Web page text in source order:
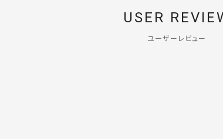
USER
ユーザーレビュー